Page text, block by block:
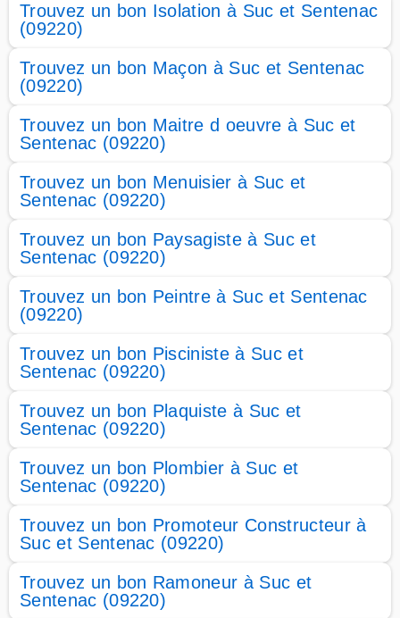
Trouvez un bon Isolation à Suc et Sentenac
(09220)
Trouvez un bon Maçon à Suc et Sentenac
(09220)
Trouvez un bon Maitre d oeuvre à Suc et
Sentenac (09220)
Trouvez un bon Menuisier à Suc et
Sentenac (09220)
Trouvez un bon Paysagiste à Suc et
Sentenac (09220)
Trouvez un bon Peintre à Suc et Sentenac
(09220)
Trouvez un bon Pisciniste à Suc et
Sentenac (09220)
Trouvez un bon Plaquiste à Suc et
Sentenac (09220)
Trouvez un bon Plombier à Suc et
Sentenac (09220)
Trouvez un bon Promoteur Constructeur à
Suc et Sentenac (09220)
Trouvez un bon Ramoneur à Suc et
Sentenac (09220)